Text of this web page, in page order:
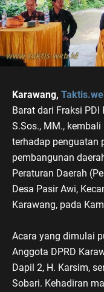
Karawang,
Barat dari Fraksi
S.Sos., MM.,
terhadap penguatan
pembangunan
Peraturan Daerah
Desa Pasir Awi,
Karawang, pada
Acara yang dimulai
Anggota DPRD
Dapil 2, H. Karsim,
Sobari. Kehadiran